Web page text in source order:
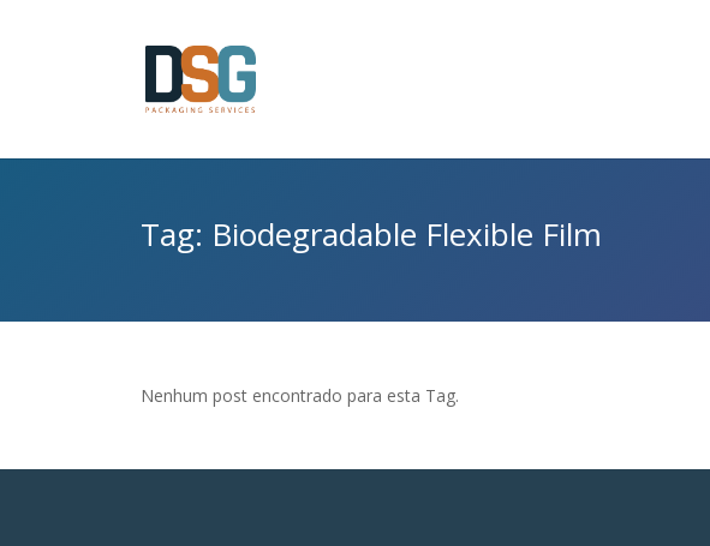
Tag: Biodegradable Flexible Film
Nenhum post encontrado para esta Tag.